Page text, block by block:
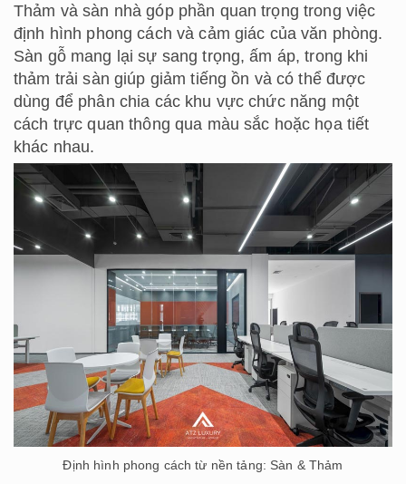
Thảm và sàn nhà góp phần quan trọng trong việc
định hình phong cách và cảm giác của văn phòng.
Sàn gỗ mang lại sự sang trọng, ấm áp, trong khi
thảm trải sàn giúp giảm tiếng ồn và có thể được
dùng để phân chia các khu vực chức năng một
cách trực quan thông qua màu sắc hoặc họa tiết
khác nhau.
Định hình phong cách từ nền tảng: Sàn & Thảm